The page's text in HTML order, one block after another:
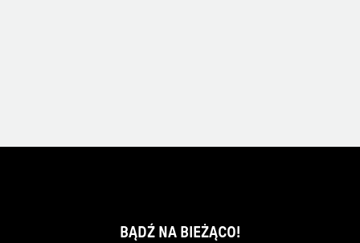
BĄDŹ NA BIEŻĄCO!